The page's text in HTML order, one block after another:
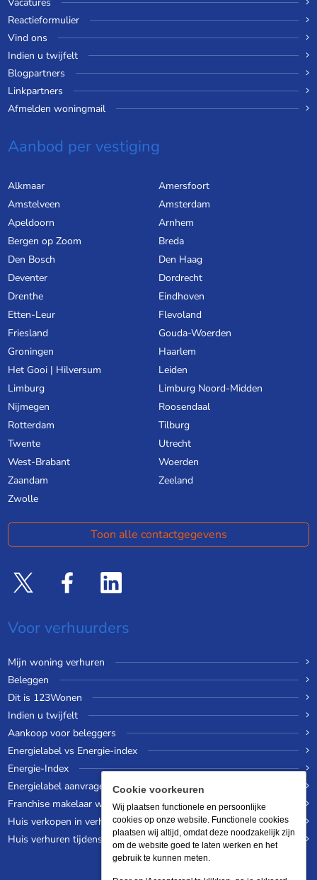
Reactieformulier
Vind ons
Indien u twijfelt
Blogpartners
Linkpartners
Afmelden woningmail
Aanbod per vestiging
Alkmaar
Amersfoort
Amstelveen
Amsterdam
Apeldoorn
Arnhem
Bergen op Zoom
Breda
Den Bosch
Den Haag
Deventer
Dordrecht
Drenthe
Eindhoven
Etten-Leur
Flevoland
Friesland
Gouda-Woerden
Groningen
Haarlem
Het Gooi | Hilversum
Leiden
Limburg
Limburg Noord-Midden
Nijmegen
Roosendaal
Rotterdam
Tilburg
Twente
Utrecht
West-Brabant
Woerden
Zaandam
Zeeland
Zwolle
Toon alle contactgegevens
Voor verhuurders
Mijn woning verhuren
Beleggen
Dit is 123Wonen
Indien u twijfelt
Aankoop voor beleggers
Energielabel vs Energie-index
Energie-Index
Energielabel aanvragen
Franchise makelaar worden
Huis verkopen in verhuurde staat
Huis verhuren tijdens een wereldreis
Cookie voorkeuren
Wij plaatsen functionele en persoonlijke
cookies op onze website. Functionele cookies
plaatsen wij altijd, omdat deze noodzakelijk zijn
om de website goed te laten werken en het
gebruik te kunnen meten.